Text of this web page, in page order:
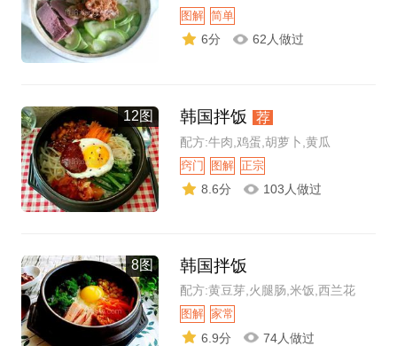
图解 简单
6分 62人做过
12图 韩国拌饭 荐
配方:牛肉,鸡蛋,胡萝卜,黄瓜
窍门 图解 正宗
8.6分 103人做过
8图 韩国拌饭
配方:黄豆芽,火腿肠,米饭,西兰花
图解 家常
6.9分 74人做过